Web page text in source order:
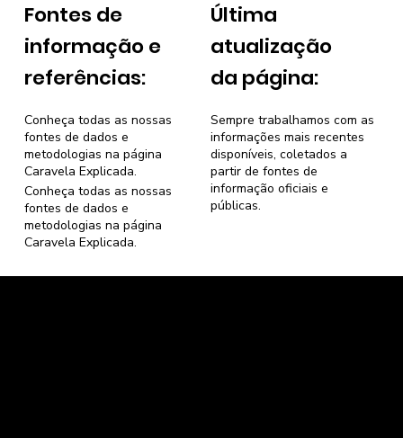
Fontes de
informação e
referências:
Última
atualização
da página:
Sempre trabalhamos com as
informações mais recentes
disponíveis, coletados a
partir de fontes de
informação oficiais e
públicas.
Conheça todas as nossas
fontes de dados e
metodologias na página
Caravela Explicada.
Conheça todas as nossas
fontes de dados e
metodologias na página
Caravela Explicada.